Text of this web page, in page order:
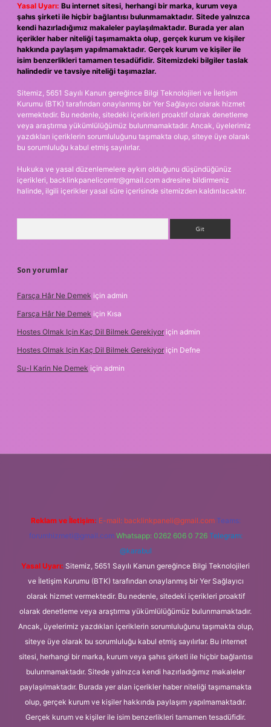
Yasal Uyarı: Bu internet sitesi, herhangi bir marka, kurum veya
şahıs şirketi ile hiçbir bağlantısı bulunmamaktadır. Sitede yalnızca
kendi hazırladığımız makaleler paylaşılmaktadır. Burada yer alan
içerikler haber niteliği taşımamakta olup, gerçek kurum ve kişiler
hakkında paylaşım yapılmamaktadır. Gerçek kurum ve kişiler ile
isim benzerlikleri tamamen tesadüfidir. Sitemizdeki bilgiler taslak
halindedir ve tavsiye niteliği taşımazlar.
Sitemiz, 5651 Sayılı Kanun gereğince Bilgi Teknolojileri ve İletişim
Kurumu (BTK) tarafından onaylanmış bir Yer Sağlayıcı olarak hizmet
vermektedir. Bu nedenle, sitedeki içerikleri proaktif olarak denetleme
veya araştırma yükümlülüğümüz bulunmamaktadır. Ancak, üyelerimiz
yazdıkları içeriklerin sorumluluğunu taşımakta olup, siteye üye olarak
bu sorumluluğu kabul etmiş sayılırlar.
Hukuka ve yasal düzenlemelere aykırı olduğunu düşündüğünüz
içerikleri, backlinkpanelicomtr@gmail.com adresine bildirmeniz
halinde, ilgili içerikler yasal süre içerisinde sitemizden kaldırılacaktır.
Son yorumlar
Farsça Hâr Ne Demek için admin
Farsça Hâr Ne Demek için Kısa
Hostes Olmak Için Kaç Dil Bilmek Gerekiyor için admin
Hostes Olmak Için Kaç Dil Bilmek Gerekiyor için Defne
Su-I Karin Ne Demek için admin
Reklam ve İletişim: E-mail: backlinkpaneli@gmail.com Teams:
forumhizmeti@gmail.com Whatsapp: 0262 606 0 726 Telegram:
@karabul
Yasal Uyarı: Sitemiz, 5651 Sayılı Kanun gereğince Bilgi Teknolojileri
ve İletişim Kurumu (BTK) tarafından onaylanmış bir Yer Sağlayıcı
olarak hizmet vermektedir. Bu nedenle, sitedeki içerikleri proaktif
olarak denetleme veya araştırma yükümlülüğümüz bulunmamaktadır.
Ancak, üyelerimiz yazdıkları içeriklerin sorumluluğunu taşımakta olup,
siteye üye olarak bu sorumluluğu kabul etmiş sayılırlar. Bu internet
sitesi, herhangi bir marka, kurum veya şahıs şirketi ile hiçbir bağlantısı
bulunmamaktadır. Sitede yalnızca kendi hazırladığımız makaleler
paylaşılmaktadır. Burada yer alan içerikler haber niteliği taşımamakta
olup, gerçek kurum ve kişiler hakkında paylaşım yapılmamaktadır.
Gerçek kurum ve kişiler ile isim benzerlikleri tamamen tesadüfidir.